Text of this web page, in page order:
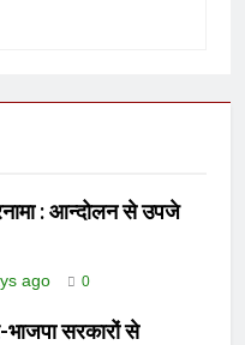
: आन्दोलन से उपजे
ago 0
सरकारों से